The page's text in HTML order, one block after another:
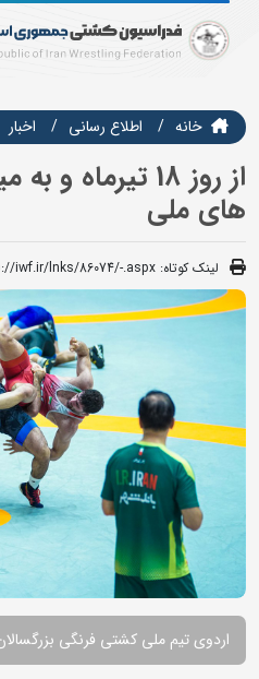
خانه اطلاع رسانی اخبار
از روز 18 تیرماه
های ملی
لینک کوتاه: iwf.ir/lnks/86074/-.aspx
اردوی تیم ملی کشتی فرنگی